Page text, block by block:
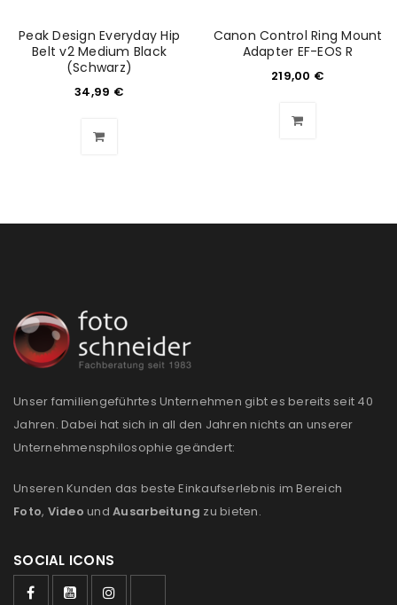
Benutzername oder E-Mail-Adresse*
REGISTRIEREN
E-Mail-Adresse
Ein Link zum Erstellen eines neuen Passworts wird an
deine E-Mail-Adresse gesendet.
Please select all the ways you would like to hear from
Peak Design Everyday Hip
Belt v2 Medium Black
(Schwarz)
34,99 €
Canon Control Ring Mount
Adapter EF-EOS R
219,00 €
Unser familiengeführtes Unternehmen gibt es bereits seit 40
Jahren. Dabei hat sich in all den Jahren nichts an unserer
Unternehmensphilosophie geändert:
Unseren Kunden das beste Einkaufserlebnis im Bereich
Foto, Video und Ausarbeitung zu bieten.
SOCIAL ICONS